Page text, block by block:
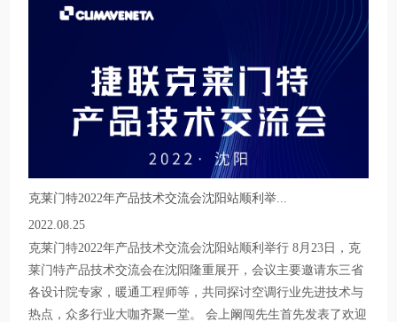
克莱门特2022年产品技术交流会沈阳站顺利举...
2022.08.25
克莱门特2022年产品技术交流会沈阳站顺利举行 8月23日，克
莱门特产品技术交流会在沈阳隆重展开，会议主要邀请东三省
各设计院专家，暖通工程师等，共同探讨空调行业先进技术与
热点，众多行业大咖齐聚一堂。 会上阚闯先生首先发表了欢迎